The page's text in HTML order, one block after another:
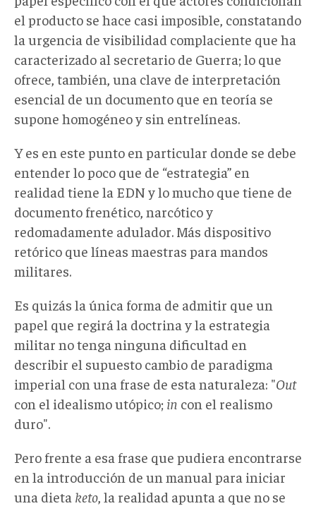
el producto se hace casi imposible, constatando
la urgencia de visibilidad complaciente que ha
caracterizado al secretario de Guerra; lo que
ofrece, también, una clave de interpretación
esencial de un documento que en teoría se
supone homogéneo y sin entrelíneas.
Y es en este punto en particular donde se debe
entender lo poco que de “estrategia” en
realidad tiene la EDN y lo mucho que tiene de
documento frenético, narcótico y
redomadamente adulador. Más dispositivo
retórico que líneas maestras para mandos
militares.
Es quizás la única forma de admitir que un
papel que regirá la doctrina y la estrategia
militar no tenga ninguna dificultad en
describir el supuesto cambio de paradigma
imperial con una frase de esta naturaleza: "Out
con el idealismo utópico; in con el realismo
duro".
Pero frente a esa frase que pudiera encontrarse
en la introducción de un manual para iniciar
una dieta keto , la realidad apunta a que no se